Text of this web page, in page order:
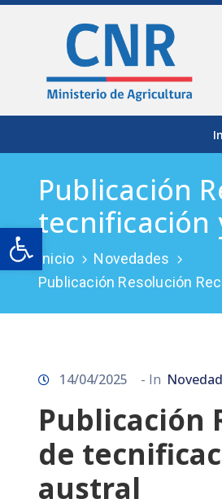
Open toolbar
Publicación
tecnificación
Inicio
Novedades
Publicación Resolución
14/04/2025 - In
Publicación
de
austral